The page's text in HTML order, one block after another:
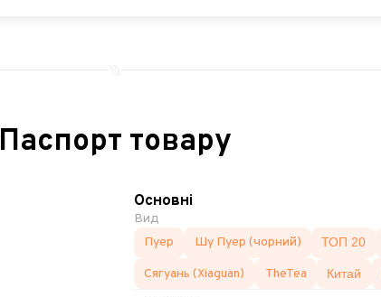
Паспорт товару
Основні
Вид
Пуер
Шу Пуер (чорний) ТОП 20
Сягуань (Xiaguan) TheTea Китай